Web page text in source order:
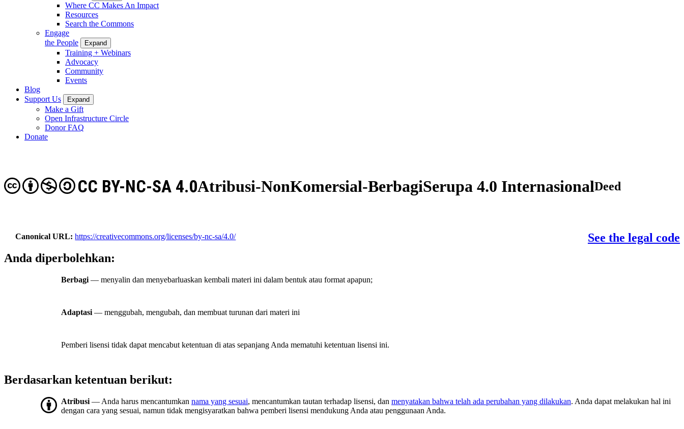
Where CC Makes An Impact
Resources
Search the Commons
Engage
the People
Expand
Training + Webinars
Advocacy
Community
Events
Blog
Support Us
Expand
Make a Gift
Open Infrastructure Circle
Donor FAQ
Donate
Atribusi-NonKomersial-BerbagiSerupa 4.0 Internasional
CC BY-NC-SA 4.0 Deed
Canonical URL https://creativecommons.org/licenses/by-nc-sa/4.0/
See the legal code
Anda diperbolehkan:
Berbagi — menyalin dan menyebarluaskan kembali materi ini dalam bentuk atau format apapun;
Adaptasi — menggubah, mengubah, dan membuat turunan dari materi ini
Pemberi lisensi tidak dapat mencabut ketentuan di atas sepanjang Anda mematuhi ketentuan lisensi ini.
Berdasarkan ketentuan berikut:
Atribusi — Anda harus mencantumkan nama yang sesuai, mencantumkan tautan terhadap lisensi, dan menyatakan bahwa telah ada perubahan yang dilakukan. Anda dapat melakukan hal ini
dengan cara yang sesuai, namun tidak mengisyaratkan bahwa pemberi lisensi mendukung Anda atau penggunaan Anda.